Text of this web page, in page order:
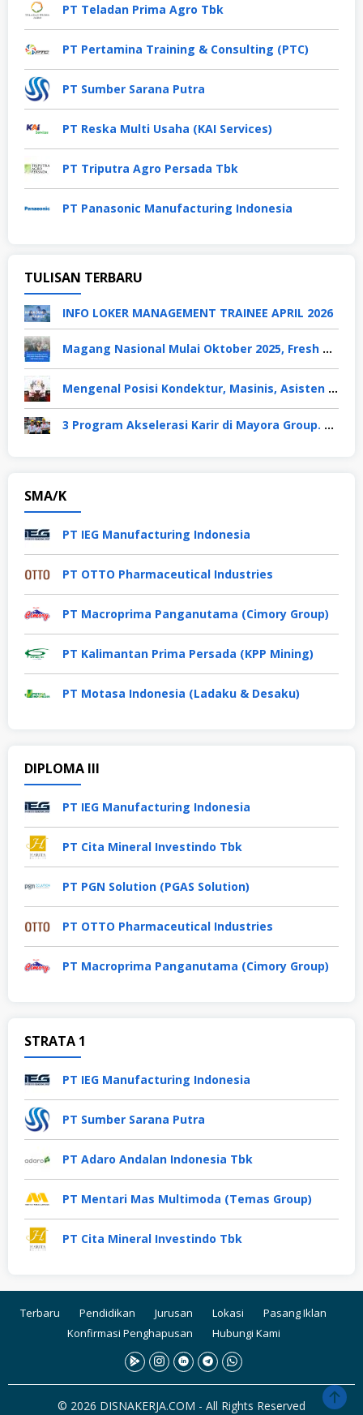
PT Teladan Prima Agro Tbk
PT Pertamina Training & Consulting (PTC)
PT Sumber Sarana Putra
PT Reska Multi Usaha (KAI Services)
PT Triputra Agro Persada Tbk
PT Panasonic Manufacturing Indonesia
TULISAN TERBARU
INFO LOKER MANAGEMENT TRAINEE APRIL 2026
Magang Nasional Mulai Oktober 2025, Fresh Graduate Dapat Gaji UMP Selama 6 Bulan
Mengenal Posisi Kondektur, Masinis, Asisten PPKA, Pemeliharaan Sarana dan Prasarana, Polsuska (Polisi Khusus Kereta Api), di PT KAI
3 Program Akselerasi Karir di Mayora Group. Apa Saja? Berikut Penjelasannya
SMA/K
PT IEG Manufacturing Indonesia
PT OTTO Pharmaceutical Industries
PT Macroprima Panganutama (Cimory Group)
PT Kalimantan Prima Persada (KPP Mining)
PT Motasa Indonesia (Ladaku & Desaku)
DIPLOMA III
PT IEG Manufacturing Indonesia
PT Cita Mineral Investindo Tbk
PT PGN Solution (PGAS Solution)
PT OTTO Pharmaceutical Industries
PT Macroprima Panganutama (Cimory Group)
STRATA 1
PT IEG Manufacturing Indonesia
PT Sumber Sarana Putra
PT Adaro Andalan Indonesia Tbk
PT Mentari Mas Multimoda (Temas Group)
PT Cita Mineral Investindo Tbk
Terbaru Pendidikan Jurusan Lokasi
Pasang Iklan
Konfirmasi Penghapusan
Hubungi Kami
© 2026 DISNAKERJA.COM - All Rights Reserved